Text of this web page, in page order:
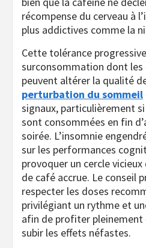
récompense du cerveau à
plus addictives comme la
Cette tolérance
surconsommation dont
peuvent altérer la qualité
perturbation du sommeil
signaux, particulièrement
sont consommées en fin
soirée. L’insomnie
sur les performances
provoquer un cercle
de café accrue. Le conseil
respecter les doses
privilégiant un rythme et
afin de profiter pleinement
subir les effets néfastes.